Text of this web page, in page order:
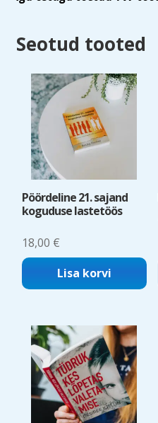
Seotud tooted
Pöördeline 21. sajand
koguduse lastetöös
18,00 €
Lisa korvi